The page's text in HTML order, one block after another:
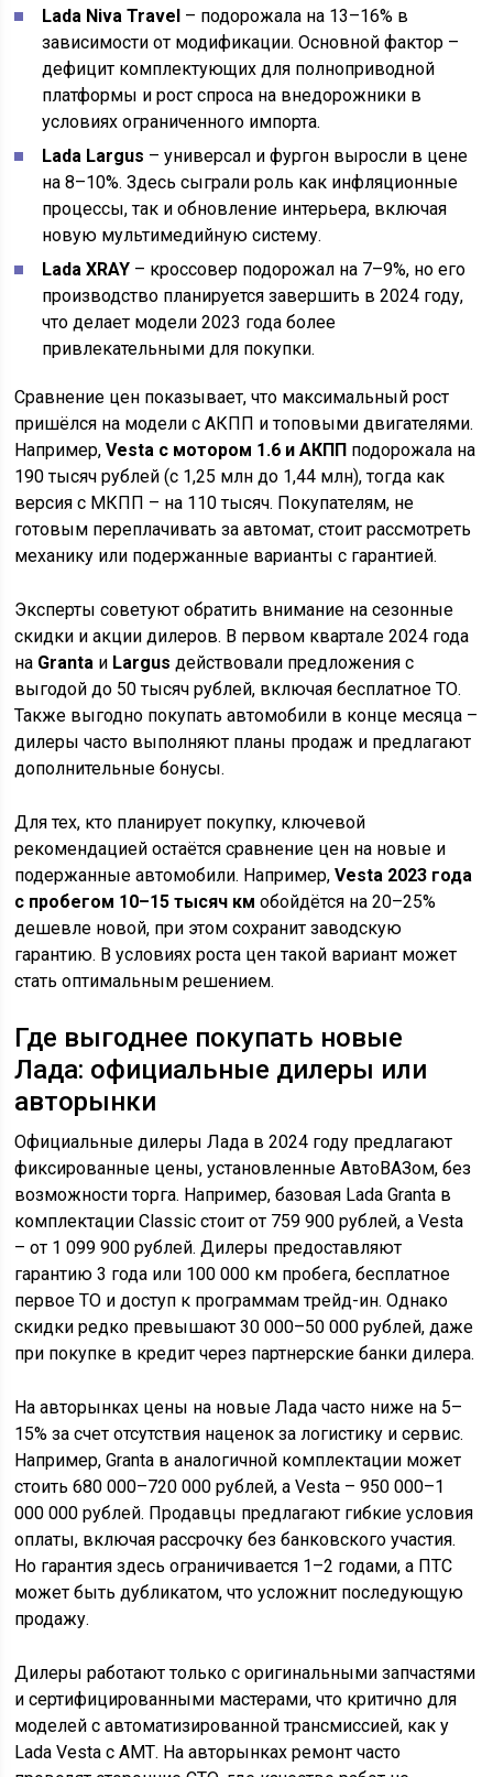
Lada Niva Travel – подорожала на 13–16% в
зависимости от модификации. Основной фактор –
дефицит комплектующих для полноприводной
платформы и рост спроса на внедорожники в
условиях ограниченного импорта.
Lada Largus – универсал и фургон выросли в цене
на 8–10%. Здесь сыграли роль как инфляционные
процессы, так и обновление интерьера, включая
новую мультимедийную систему.
Lada XRAY – кроссовер подорожал на 7–9%, но его
производство планируется завершить в 2024 году,
что делает модели 2023 года более
привлекательными для покупки.
Сравнение цен показывает, что максимальный рост
пришёлся на модели с АКПП и топовыми двигателями.
Например,Vesta с мотором 1.6 и АКПП подорожала на
190 тысяч рублей (с 1,25 млн до 1,44 млн), тогда как
версия с МКПП – на 110 тысяч. Покупателям, не
готовым переплачивать за автомат, стоит рассмотреть
механику или подержанные варианты с гарантией.
Эксперты советуют обратить внимание на сезонные
скидки и акции дилеров. В первом квартале 2024 года
на Granta и Largus действовали предложения с
выгодой до 50 тысяч рублей, включая бесплатное ТО.
Также выгодно покупать автомобили в конце месяца –
дилеры часто выполняют планы продаж и предлагают
дополнительные бонусы.
Для тех, кто планирует покупку, ключевой
рекомендацией остаётся сравнение цен на новые и
подержанные автомобили. Например,Vesta 2023 года
с пробегом 10–15 тысяч км обойдётся на 20–25%
дешевле новой, при этом сохранит заводскую
гарантию. В условиях роста цен такой вариант может
стать оптимальным решением.
Где выгоднее покупать новые
Лада: официальные дилеры или
авторынки
Официальные дилеры Лада в 2024 году предлагают
фиксированные цены, установленные АвтоВАЗом, без
возможности торга. Например, базовая Lada Granta в
комплектации Classic стоит от 759 900 рублей, а Vesta
– от 1 099 900 рублей. Дилеры предоставляют
гарантию 3 года или 100 000 км пробега, бесплатное
первое ТО и доступ к программам трейд-ин. Однако
скидки редко превышают 30 000–50 000 рублей, даже
при покупке в кредит через партнерские банки дилера.
На авторынках цены на новые Лада часто ниже на 5–
15% за счет отсутствия наценок за логистику и сервис.
Например, Granta в аналогичной комплектации может
стоить 680 000–720 000 рублей, а Vesta – 950 000–1
000 000 рублей. Продавцы предлагают гибкие условия
оплаты, включая рассрочку без банковского участия.
Но гарантия здесь ограничивается 1–2 годами, а ПТС
может быть дубликатом, что усложнит последующую
продажу.
Дилеры работают только с оригинальными запчастями
и сертифицированными мастерами, что критично для
моделей с автоматизированной трансмиссией, как у
Lada Vesta с АМТ. На авторынках ремонт часто